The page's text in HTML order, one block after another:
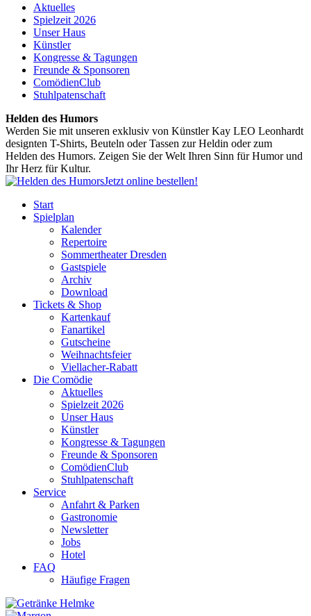
Aktuelles
Spielzeit 2026
Unser Haus
Künstler
Kongresse & Tagungen
Freunde & Sponsoren
ComödienClub
Stuhlpatenschaft
Helden des Humors
Werden Sie mit unseren exklusiv von Künstler Kay LEO Leonhardt
designten T-Shirts, Beuteln oder Tassen zur Heldin oder zum
Helden des Humors. Zeigen Sie der Welt Ihren Sinn für Humor und
Ihr Herz für Kultur.
Jetzt online bestellen!
Start
Spielplan
Kalender
Repertoire
Sommertheater Dresden
Gastspiele
Archiv
Download
Tickets & Shop
Kartenkauf
Fanartikel
Gutscheine
Weihnachtsfeier
Viellacher-Rabatt
Die Comödie
Aktuelles
Spielzeit 2026
Unser Haus
Künstler
Kongresse & Tagungen
Freunde & Sponsoren
ComödienClub
Stuhlpatenschaft
Service
Anfahrt & Parken
Gastronomie
Newsletter
Jobs
Hotel
FAQ
Häufige Fragen